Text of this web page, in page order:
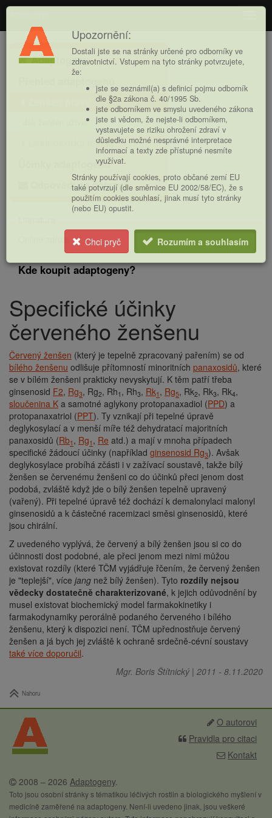
Adaptogeny
Hlavní
nabídkaAdaptogeny
Jak ženšen užívat
Lesklokorka lesklá
Účinky adaptogenů
Odpovědi na dotazy
Literatura
Kde koupit adaptogeny?
Drobečková
navigace
Specifické účinky
červeného ženšenu
Červený ženšen (který je tepelně zpracovaný pařením) se od
bílého ženšenu odlišuje přítomností minoritních panaxosidů, které
se v bílém ženšeni prakticky nevyskytují. K těm patří třeba
ginsenosid F2, Rg3, Rg2, Rh1 , Rh3, Rk1 , Rg5, Rk2, Rk3, Rk4,
sloučenina K a samotné aglykony protopanaxadiol (PPD) a
protopanaxatriol (PPT). Ty vznikají při tepelné úpravě
deglykosylací a v menší míře též dehydratací majoritních
panaxosidů (Rb1 , Rg1 , Re atd.) a mají v mnoha případech
specifické žádoucí účinky (například ginsenosid Rg3). Avšak
deglykosylace probíhá zčásti i v zažívací soustavě, takže bílý
ženšen se červenému ženšeni co do účinků přeci jenom dost
podobá, zvláště když jde o bílý ženšen tepelně upravený
(vařený). Při tepelné úpravě též dochází k demalonylaci malonyl
ginsenosidů a k částečné racemizaci směsi ginsenosidů, které
jsou chirální.
Z uvedeného vyplývá, že červený a bílý ženšen jsou si co do
účinnosti dost podobné, ale přeci jenom mezi nimi můžou
existovat rozdíly (které TČM vyjádřuje řčením, že červený ženšen
je "teplejší", více jang než bílý ženšen). Tyto rozdíly nejsou
vědecky dostatečně charakterizované, k jejich odůvodnění by
musel existovat biochemický model farmakokinetiky i
farmakodynamiky perorálně podaného červeného i bílého
ženšenu, který k dispozici není. TČM upřednostňuje červený
ženšen a já bych jej zvláště k ochraně srdečně-cévní soustavy
také více doporučil.
Mgr. Boris Štítnický | 2011 - 8.11.2020
Nahoru
O autorovi
Pravidla pro citaci
Kontakt
2008 – 2026 Adaptogeny.
Toto jsou osobní stránky s tématikou léčivých rostlin a biologického myšlení v
medicíně zaměřené na adaptogeny. Není-li uvedeno jinak, jsou veškeré
Upozornění:
Dostali jste se na stránky určené pro odborníky ve
zdravotnictví. Vstupem na tyto stránky potvrzujete,
že:
jste se seznámil(a) s definicí pojmu odborník
dle §2a zákona č. 40/1995 Sb.
jste odborníkem ve smyslu uvedeného zákona
jste si vědom, že nejste-li odborníkem,
vystavujete se riziku ohrožení zdraví v
důsledku možné nesprávné interpretace
informací a texty zde přístupné nesmíte
využívat.
Stránky používají cookies, proto občané zemí EU
také potvrzují (dle směrnice EU 2002/58/EC), že s
použitím cookies souhlasí, jinak musí tyto stránky
(nebo EU) opustit.
Chci pryč Rozumím a souhlasím